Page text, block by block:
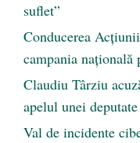
suflet”
Conducerea
campania națională
Claudiu Târziu
apelul unei
Val de incidente